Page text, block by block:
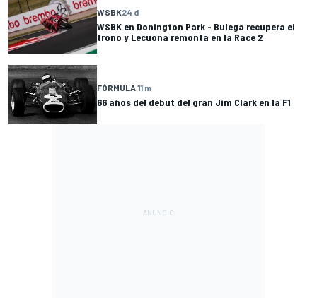
WSBK24 d
WSBK en Donington Park - Bulega recupera el
trono y Lecuona remonta en la Race 2
FÓRMULA 11 m
66 años del debut del gran Jim Clark en la F1